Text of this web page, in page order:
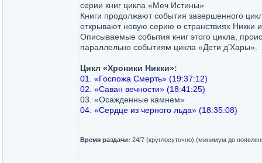
серии книг цикла «Меч Истины»
Книги продолжают события завершенного
открывают новую серию о странствиях Никки
Описываемые события книг этого цикла,
параллельно событиям цикла «Дети д'Хары».
Цикл «Хроники Никки»:
01. «Госпожа Смерть» (19:37:12)
02. «Саван вечности» (18:41:25)
03. «Осажденные камнем»
04. «Сердце из черного льда» (18:35:08)
Время раздачи: 24/7 (круглосуточно) (минимум до